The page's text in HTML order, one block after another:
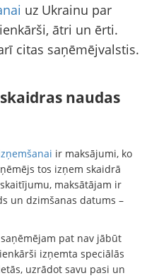
uz Ukrainu par
ātri un ērti.
citas saņēmējvalstis.
naudas
ir maksājumi, ko
tos izņem skaidrā
maksātājam ir
un dzimšanas datums –
pat nav jābūt
izņemta speciālās
uzrādot savu pasi un